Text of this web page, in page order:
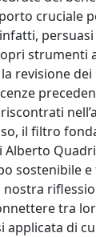
cruciale
strumenti
revisione
il filtro
sostenibile
nostra
tra
applicata di